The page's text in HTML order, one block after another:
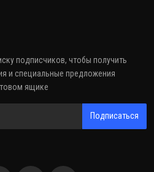
подписчиков, чтобы получить
и специальные предложения
ящике
Подписаться